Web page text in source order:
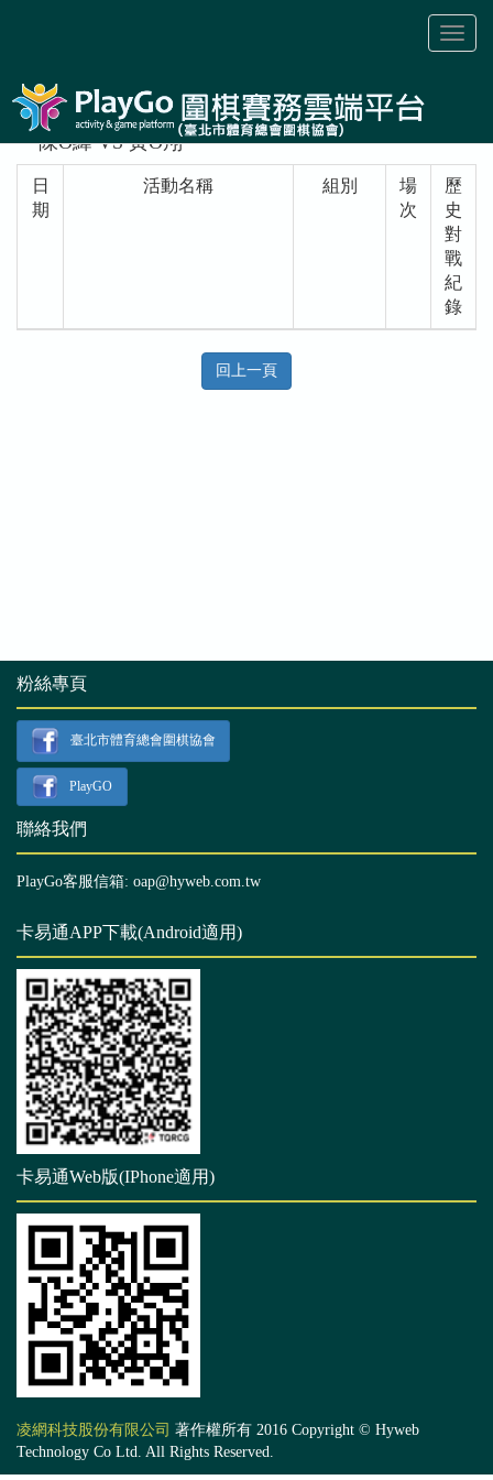
Toggle
陳O緯 VS 黃O翔
日
期
活動名稱 組別
場
次
歷
史
對
戰
紀
錄
回上一頁
粉絲專頁
臺北市體育總會圍棋協會
PlayGO
聯絡我們
PlayGo客服信箱: oap@hyweb.com.tw
卡易通APP下載(Android適用)
卡易通Web版(IPhone適用)
凌網科技股份有限公司 著作權所有 2016 Copyright © Hyweb
Technology Co Ltd. All Rights Reserved.